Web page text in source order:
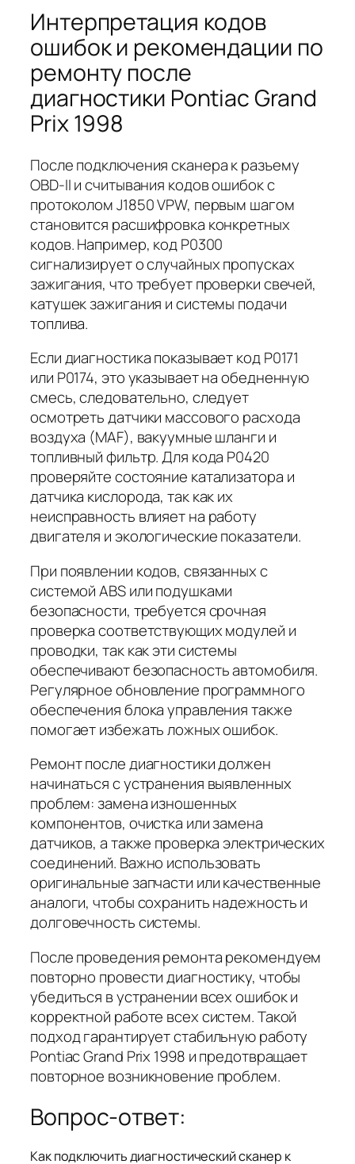
Интерпретация кодов
ошибок и рекомендации по
ремонту после
диагностики Pontiac Grand
Prix 1998
После подключения сканера к разъему
OBD-II и считывания кодов ошибок с
протоколом J1850 VPW, первым шагом
становится расшифровка конкретных
кодов. Например, код P0300
сигнализирует о случайных пропусках
зажигания, что требует проверки свечей,
катушек зажигания и системы подачи
топлива.
Если диагностика показывает код P0171
или P0174, это указывает на обедненную
смесь, следовательно, следует
осмотреть датчики массового расхода
воздуха (MAF), вакуумные шланги и
топливный фильтр. Для кода P0420
проверяйте состояние катализатора и
датчика кислорода, так как их
неисправность влияет на работу
двигателя и экологические показатели.
При появлении кодов, связанных с
системой ABS или подушками
безопасности, требуется срочная
проверка соответствующих модулей и
проводки, так как эти системы
обеспечивают безопасность автомобиля.
Регулярное обновление программного
обеспечения блока управления также
помогает избежать ложных ошибок.
Ремонт после диагностики должен
начинаться с устранения выявленных
проблем: замена изношенных
компонентов, очистка или замена
датчиков, а также проверка электрических
соединений. Важно использовать
оригинальные запчасти или качественные
аналоги, чтобы сохранить надежность и
долговечность системы.
После проведения ремонта рекомендуем
повторно провести диагностику, чтобы
убедиться в устранении всех ошибок и
корректной работе всех систем. Такой
подход гарантирует стабильную работу
Pontiac Grand Prix 1998 и предотвращает
повторное возникновение проблем.
Вопрос-ответ:
Как подключить диагностический сканер к